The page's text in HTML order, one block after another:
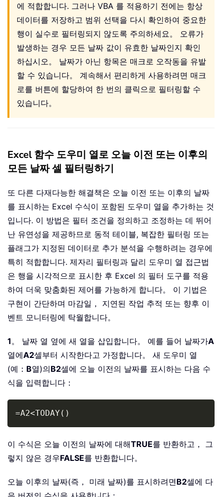
에 적합합니다. 그러나 VBA 를 적용하기 전에는 항상
데이터를 저장하고 범위 선택을 다시 확인하여 중요한
행이 실수로 필터링되지 않도록 주의하세요。 오류가
발생하는 경우 모든 날짜 값이 유효한 날짜인지 확인
하십시오。 날짜가 아닌 항목은 매크로 오작동을 유발
할 수 있습니다。 계속해서 편리하게 사용하려면 매크
로를 버튼에 할당하여 한 번의 클릭으로 필터링할 수
있습니다。
Excel 함수 도우미 열로 오늘 이전 또는 이후의
모든 날짜 셀 필터링하기
또 다른 다재다능한 해결책은 오늘 이전 또는 이후의 날짜
를 표시하는 Excel 수식이 포함된 도우미 열을 추가하는 것
입니다. 이 방법은 필터 조건을 정의하고 조정하는 데 뛰어
난 유연성을 제공하므로 동적 테이블, 복잡한 필터링 또는
플래그가 지정된 데이터로 추가 분석을 수행하려는 경우에
특히 적합합니다. 제자리 필터링과 달리 도우미 열 접근법
은 행을 시각적으로 표시한 후 Excel 의 필터 도구를 적용
하여 더욱 맞춤화된 제어를 가능하게 합니다。 이 기법은
구현이 간단하며 마감일， 지연된 작업 추적 또는 향후 이
벤트 모니터링에 탁월합니다。
1 。 날짜 열 옆에 새 열을 삽입합니다。 예를 들어 날짜가A
열에A2셀부터 시작한다고 가정합니다。 새 도우미 열
(예： B열)의B2셀에 오늘 이전의 날짜를 표시하는 다음 수
식을 입력합니다：
=A2<TODAY()
이 수식은 오늘 이전의 날짜에 대해TRUE를 반환하고， 그
렇지 않은 경우FALSE를 반환합니다。
오늘 이후의 날짜(즉， 미래 날짜)를 표시하려면B2셀에 다